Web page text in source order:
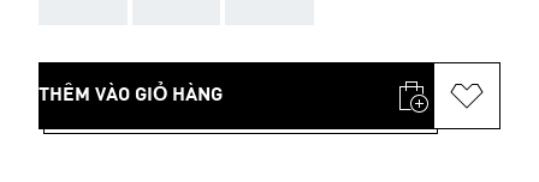
THÊM VÀO GIỎ HÀNG